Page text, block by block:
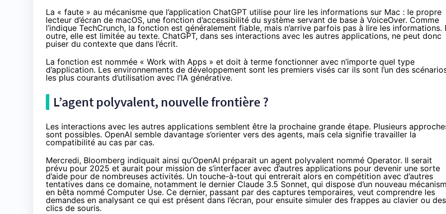
La « faute » au mécanisme que l’application ChatGPT utilise pour lire les informations sur Mac : le propre
lecteur d’écran de macOS, une fonction d’accessibilité du système servant de base à VoiceOver. Comme
l’indique TechCrunch, la fonction est généralement fiable, mais n’arrive parfois pas à lire les informations.
outre, elle est limitée au texte. ChatGPT, dans ses interactions avec les autres applications, ne peut donc
puiser du contexte que dans l’écrit.
La fonction est nommée « Work with Apps » et doit à terme fonctionner avec n’importe quel type
d’application. Les environnements de développement sont les premiers visés car ils sont l’un des
les plus courants d’utilisation avec l’IA générative.
L’agent polyvalent, nouvelle frontière ?
Les interactions avec les autres applications semblent être la prochaine grande étape. Plusieurs
sont possibles. OpenAI semble davantage s’orienter vers des agents, mais cela signifie travailler la
compatibilité au cas par cas.
Mercredi, Bloomberg indiquait ainsi qu’OpenAI préparait un agent polyvalent nommé Operator. Il serait
prévu pour 2025 et aurait pour mission de s’interfacer avec d’autres applications pour devenir une sorte
d’aide pour de nombreuses activités. Un touche-à-tout qui entrerait alors en compétition avec d’autres
tentatives dans ce domaine, notamment le dernier Claude 3.5 Sonnet, qui dispose d’un nouveau
en bêta nommé Computer Use. Ce dernier, passant par des captures temporaires, veut comprendre les
demandes en analysant ce qui est présent dans l’écran, pour ensuite simuler des frappes au clavier ou des
clics de souris.